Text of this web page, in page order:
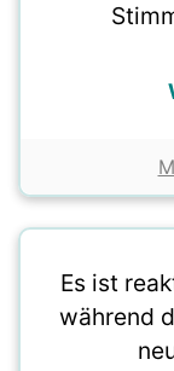
Es ist
während